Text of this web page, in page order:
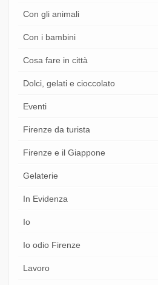
Con gli animali
Con i bambini
Cosa fare in città
Dolci, gelati e cioccolato
Eventi
Firenze da turista
Firenze e il Giappone
Gelaterie
In Evidenza
Io
Io odio Firenze
Lavoro